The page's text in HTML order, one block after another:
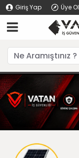
Giriş Yap Üye Ol